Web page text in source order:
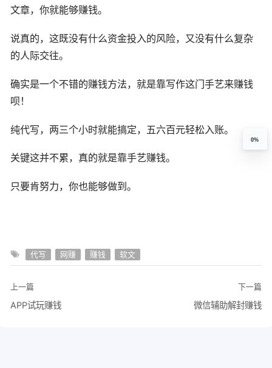
文章，你就能够赚钱。
说真的，这既没有什么资金投入的风险，又没有什么复杂
的人际交往。
确实是一个不错的赚钱方法，就是靠写作这门手艺来赚钱
呗！
纯代写，两三个小时就能搞定，五六百元轻松入账。
关键这并不累，真的就是靠手艺赚钱。
只要肯努力，你也能够做到。
代写 网赚 赚钱 软文
上一篇
APP试玩赚钱
下一篇
微信辅助解封赚钱
0%